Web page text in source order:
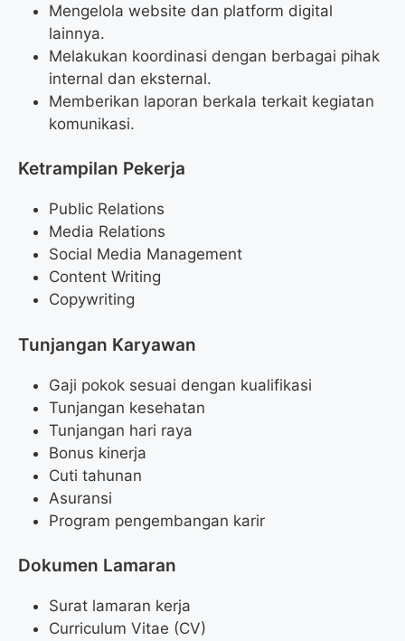
Mengelola website dan platform digital
lainnya.
Melakukan koordinasi dengan berbagai pihak
internal dan eksternal.
Memberikan laporan berkala terkait kegiatan
komunikasi.
Ketrampilan Pekerja
Public Relations
Media Relations
Social Media Management
Content Writing
Copywriting
Tunjangan Karyawan
Gaji pokok sesuai dengan kualifikasi
Tunjangan kesehatan
Tunjangan hari raya
Bonus kinerja
Cuti tahunan
Asuransi
Program pengembangan karir
Dokumen Lamaran
Surat lamaran kerja
Curriculum Vitae (CV)